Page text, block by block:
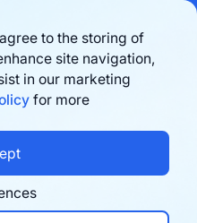
to the storing of
site navigation,
in our marketing
for more
Book a demo
Logistik